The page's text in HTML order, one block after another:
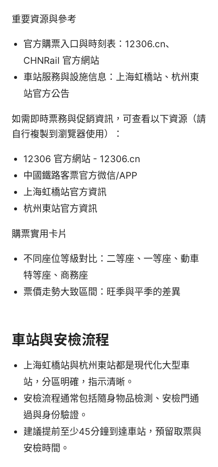
重要資源與參考
官方購票入口與時刻表：12306.cn、
CHNRail 官方網站
車站服務與設施信息：上海虹橋站、杭州東
站官方公告
如需即時票務與促銷資訊，可查看以下資源（請
自行複製到瀏覽器使用）：
12306 官方網站 - 12306.cn
中國鐵路客票官方微信/APP
上海虹橋站官方資訊
杭州東站官方資訊
購票實用卡片
不同座位等級對比：二等座、一等座、動車
特等座、商務座
票價走勢大致區間：旺季與平季的差異
車站與安檢流程
上海虹橋站與杭州東站都是現代化大型車
站，分區明確，指示清晰。
安檢流程通常包括隨身物品檢測、安檢門通
過與身份驗證。
建議提前至少45分鐘到達車站，預留取票與
安檢時間。